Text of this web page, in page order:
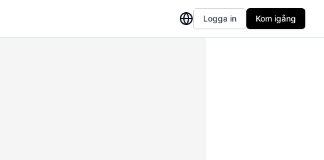
Logga in Kom igång